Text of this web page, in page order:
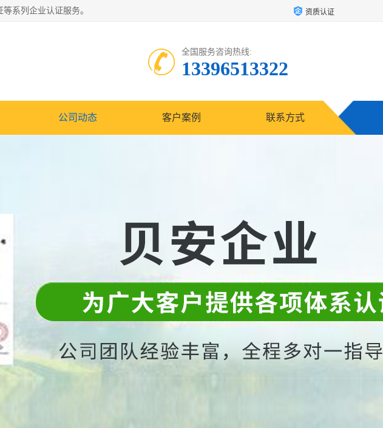
系列企业认证服务。 资质认证
全国服务咨询热线:
13396513322
公司动态 客户案例 联系方式